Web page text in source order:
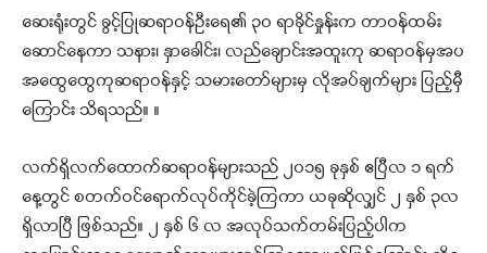
ဆေးရုံးတွင် ခွင့်ပြုဆရာဝန်ဦးရေ၏ ၃ဝ ရာခိုင်နှုန်းက တာဝန်ထမ်း
ဆောင်နေကာ သနား၊ နှာခေါင်း၊ လည်ချောင်းအထူးကု ဆရာဝန်မှအပ
အထွေထွေကုဆရာဝန်နှင့် သမားတော်များမှ လိုအပ်ချက်များ ပြည့်မှီ
ကြောင်း သိရသည်။ ။
လက်ရှိလက်ထောက်ဆရာဝန်များသည် ၂၀၁၅ ခုနှစ် ဧပြီလ ၁ ရက်
နေ့တွင် စတက်ဝင်ရောက်လုပ်ကိုင်ခဲ့ကြကာ ယခုဆိုလျှင် ၂ နှစ် ၃လ
ရှိလာပြီ ဖြစ်သည်။ ၂ နှစ် ၆ လ အလုပ်သက်တမ်းပြည့်ပါက